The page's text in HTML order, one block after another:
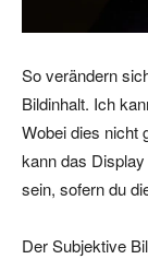
So verändern
Bildinhalt. Ich
Wobei dies nicht
kann das
sein, sofern du
Der Subjektive